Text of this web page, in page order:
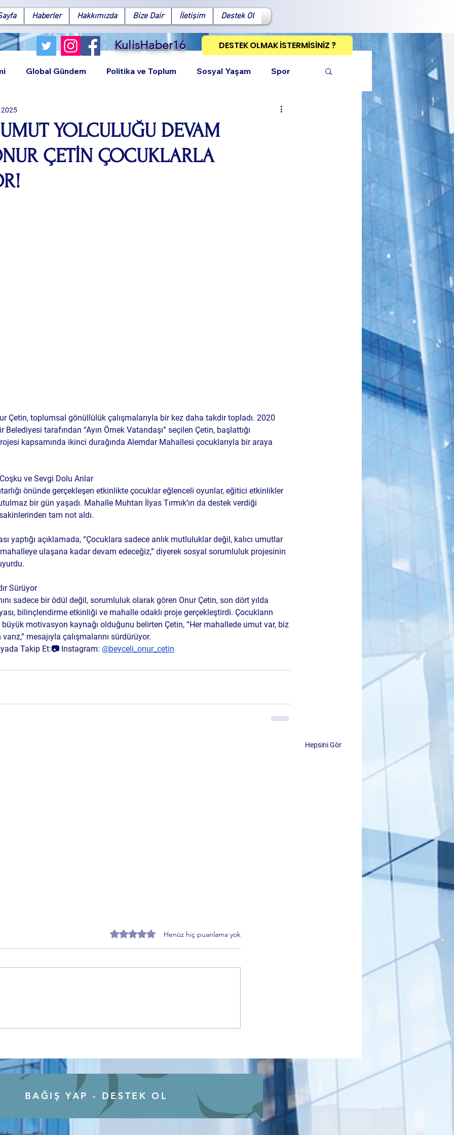
Haberler Hakkımızda Bize Dair İletişim Destek Ol
KulisHaber16 DESTEK OLMAK İSTERMİSİNİZ ?
FacebookX (Twitter) WhatsApp LinkedInPinterestBağlantıyı Kopyala
Global Gündem Politika ve Toplum Sosyal Yaşam Spor
UMUT YOLCULUĞU DEVAM
ÇETİN ÇOCUKLARLA
2025
Çetin, toplumsal gönüllülük çalışmalarıyla bir kez daha takdir topladı. 2020
Belediyesi tarafından “Ayın Örnek Vatandaşı” seçilen Çetin, başlattığı
kapsamında ikinci durağında Alemdar Mahallesi çocuklarıyla bir araya
ve Sevgi Dolu Anlar
önünde gerçekleşen etkinlikte çocuklar eğlenceli oyunlar, eğitici etkinlikler
bir gün yaşadı. Mahalle Muhtarı İlyas Tırmık’ın da destek verdiği
tam not aldı.
yaptığı açıklamada, “Çocuklara sadece anlık mutluluklar değil, kalıcı umutlar
ulaşana kadar devam edeceğiz,” diyerek sosyal sorumluluk projesinin
Sürüyor
sadece bir ödül değil, sorumluluk olarak gören Onur Çetin, son dört yılda
bilinçlendirme etkinliği ve mahalle odaklı proje gerçekleştirdi. Çocukların
motivasyon kaynağı olduğunu belirten Çetin, “Her mahallede umut var, biz
mesajıyla çalışmalarını sürdürüyor.
Takip Et:📷 Instagram: @beyceli_onur_cetin
Hepsini Gör
Bursa’nın Tarihi Mirasını
5 üzerinden 0 yıldızHenüz hiç puanlama yok
BAĞIŞ YAP - DESTEK OL